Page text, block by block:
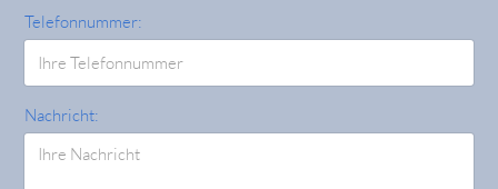
Telefonnummer:
Nachricht: